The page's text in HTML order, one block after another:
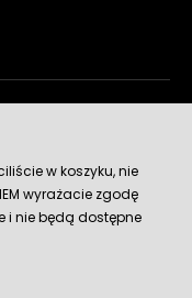
w koszyku, nie
wyrażacie zgodę
i nie będą dostępne